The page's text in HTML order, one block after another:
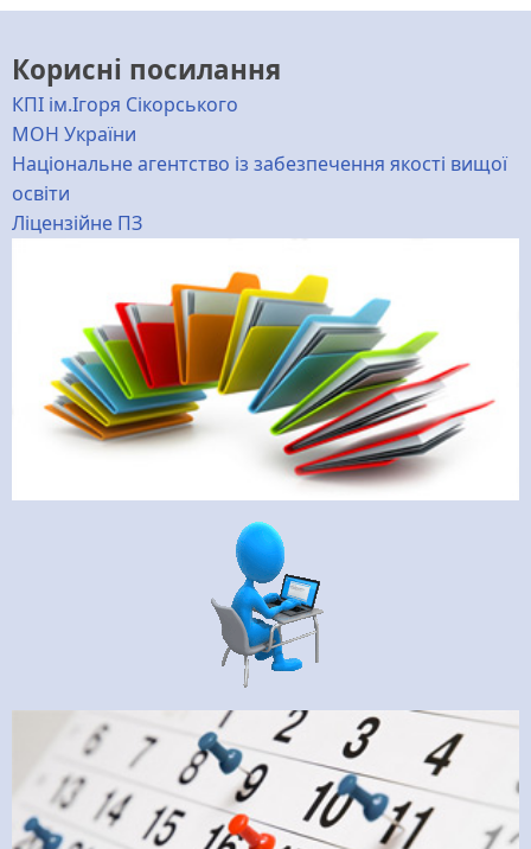
Корисні посилання
КПІ ім.Ігоря Сікорського
МОН України
Національне агентство із забезпечення якості вищої
освіти
Ліцензійне ПЗ